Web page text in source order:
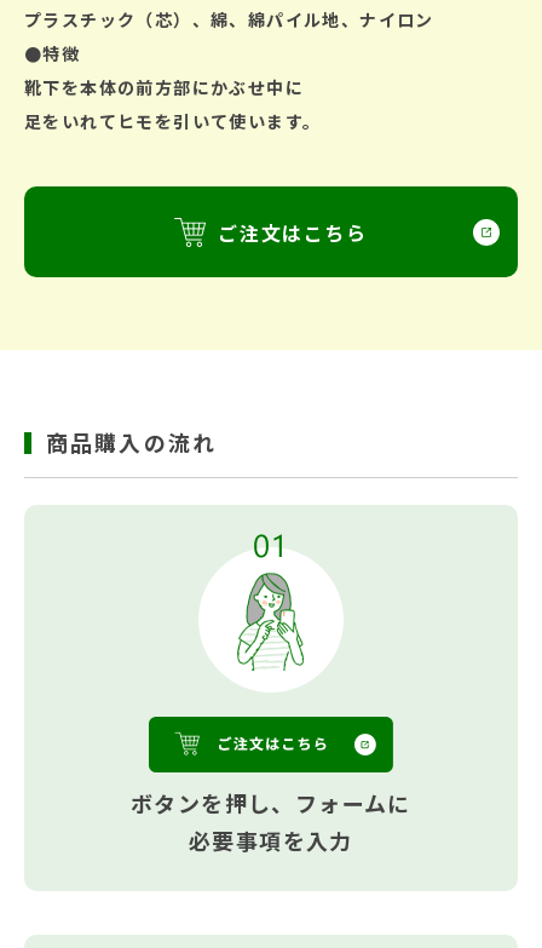
プラスチック（芯）、綿、綿パイル地、ナイロン
●特徴
靴下を本体の前方部にかぶせ中に
足をいれてヒモを引いて使います。
ご注文はこちら
商品購入の流れ
ボタンを押し、フォームに
必要事項を入力